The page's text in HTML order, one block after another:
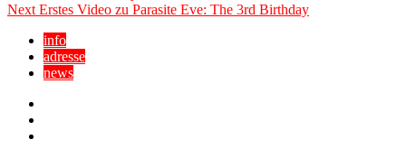
post:
Next Next
Erstes Video zu Parasite Eve: The 3rd Birthday
info
adresse
news